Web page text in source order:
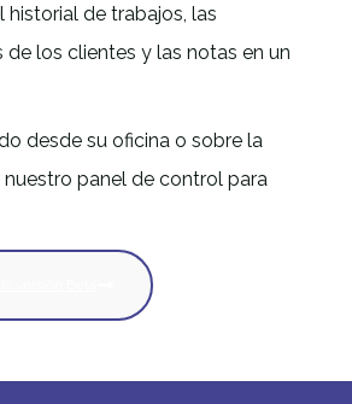
historial de trabajos, las
de los clientes y las notas en un
desde su oficina o sobre la
panel de control para